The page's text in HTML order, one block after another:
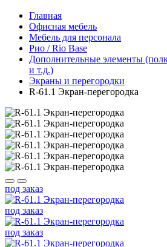
Главная
Офисная мебель
Мебель для персонала
Рио / Rio Base
Дополнительные элементы
и т.д.)
Экраны и перегородки
R-61.1 Экран-перегородка
под заказ
под заказ
под заказ